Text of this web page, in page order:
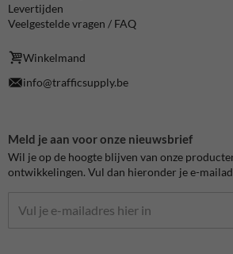
Levertijden
Veelgestelde vragen / FAQ
Winkelmand
info@trafficsupply.be
Meld je aan voor onze nieuwsbrief
Wil je op de hoogte blijven van onze
ontwikkelingen. Vul dan hieronder je e-